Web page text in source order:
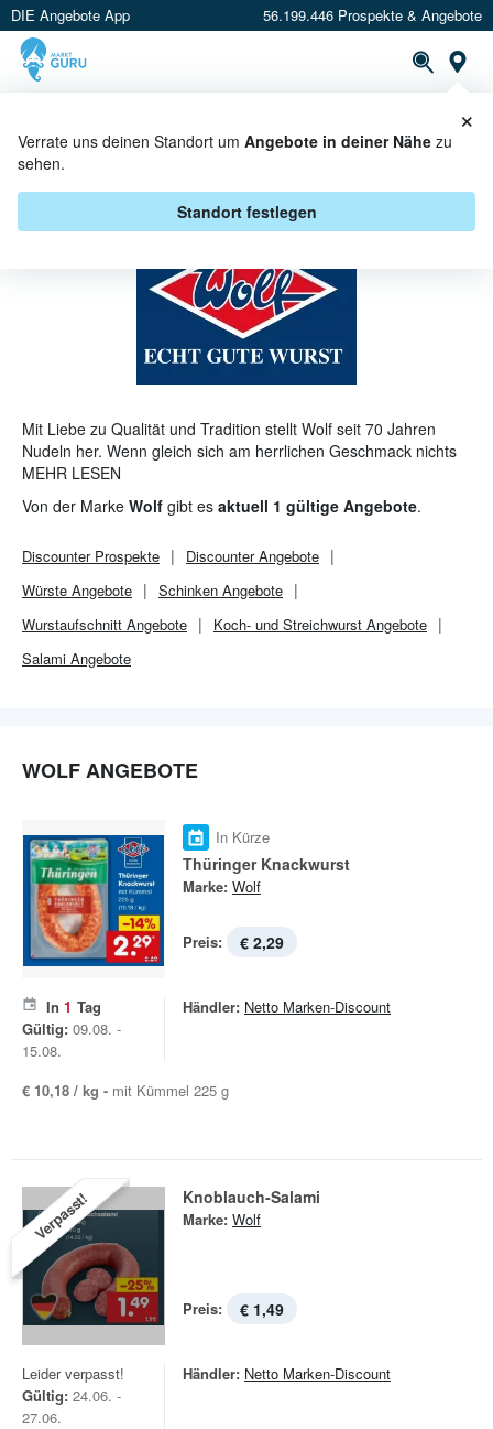
DIE Angebote App 56.199.446 Prospekte & Angebote
Verrate uns deinen Standort um Angebote in deiner Nähe zu
sehen.
Standort festlegen
×
WOLF ANGEBOTE & AKTIONEN
Mit Liebe zu Qualität und Tradition stellt Wolf seit 70 Jahren
Nudeln her. Wenn gleich sich am herrlichen Geschmack nichts
geändert hat, so arbeitet man hier tagtäglich daran die
Produktion innovativer und umweltfreundlicher zu gestalten und
damit nicht nur dem Menschen sondern auch der Umwelt was
MEHR LESEN
Von der Marke Wolf gibt es aktuell 1 gültige Angebote.
DiscounterProspekte DiscounterAngebote
Würste Angebote
Schinken Angebote
Wurstaufschnitt Angebote
Koch- und Streichwurst Angebote
Salami Angebote
WOLF ANGEBOTE
In Kürze
Thüringer Knackwurst
Marke: Wolf
Preis: € 2,29
In 1 Tag
Gültig: 09.08. -
15.08.
Händler: Netto Marken-Discount
€ 10,18 / kg - mit Kümmel 225 g
Verpasst! Knoblauch-Salami
Marke: Wolf
Preis: € 1,49
Leider verpasst!
Gültig: 24.06. -
27.06.
Händler: Netto Marken-Discount